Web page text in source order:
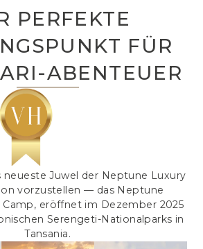
PERFEKTE
FÜR
ABENTEUER
neueste Juwel der Neptune Luxury
vorzustellen — das Neptune
eröffnet im Dezember 2025
Serengeti-Nationalparks in
Tansania.